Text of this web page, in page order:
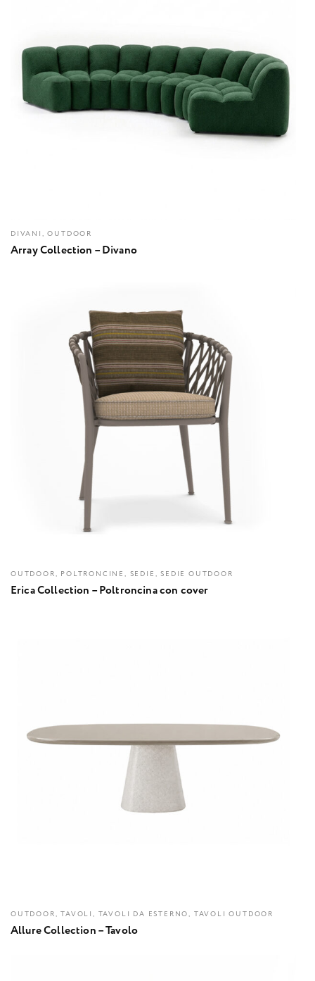
DIVANI, OUTDOOR
Array Collection – Divano
OUTDOOR, POLTRONCINE, SEDIE, SEDIE OUTDOOR
Erica Collection – Poltroncina con cover
OUTDOOR, TAVOLI, TAVOLI DA ESTERNO, TAVOLI OUTDOOR
Allure Collection – Tavolo